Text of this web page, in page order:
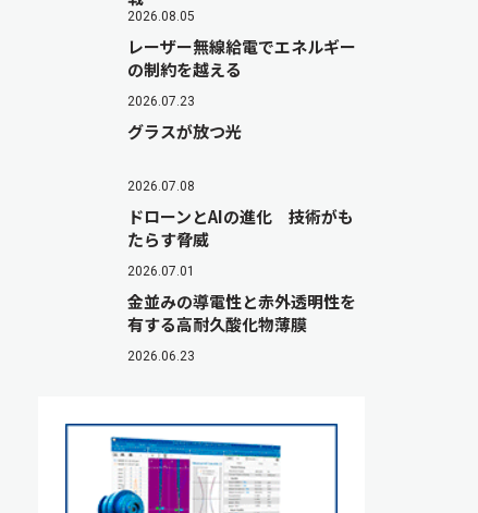
2026.08.05
レーザー無線給電でエネルギー
の制約を越える
2026.07.23
グラスが放つ光
2026.07.08
ドローンとAIの進化 技術がも
たらす脅威
2026.07.01
金並みの導電性と赤外透明性を
有する高耐久酸化物薄膜
2026.06.23